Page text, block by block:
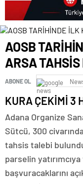
AOSB
ARSA
ABONE OL
KURA ÇEKİMİ 3
Adana Organize
Sütcü, 300
tahsis talebi
parselin
başvuracaklarını